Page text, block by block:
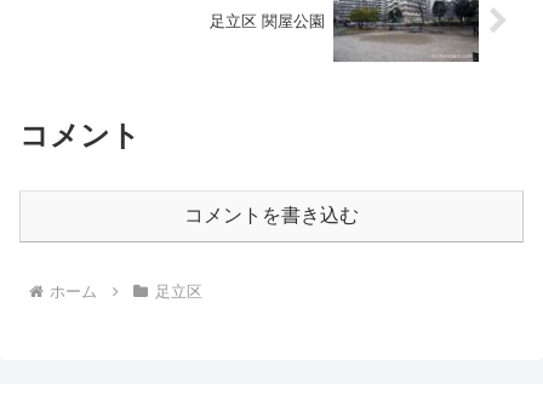
足立区 関屋公園
コメント
コメントを書き込む
ホーム 足立区